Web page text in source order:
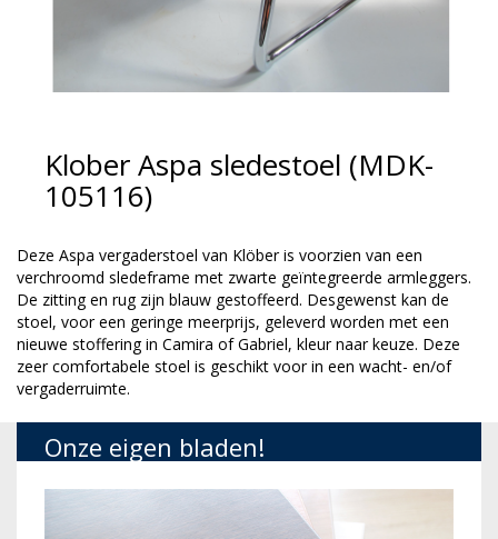
Klober Aspa sledestoel (MDK-
105116)
Deze Aspa vergaderstoel van Klöber is voorzien van een
verchroomd sledeframe met zwarte geïntegreerde armleggers.
De zitting en rug zijn blauw gestoffeerd. Desgewenst kan de
stoel, voor een geringe meerprijs, geleverd worden met een
nieuwe stoffering in Camira of Gabriel, kleur naar keuze. Deze
zeer comfortabele stoel is geschikt voor in een wacht- en/of
vergaderruimte.
Onze eigen bladen!